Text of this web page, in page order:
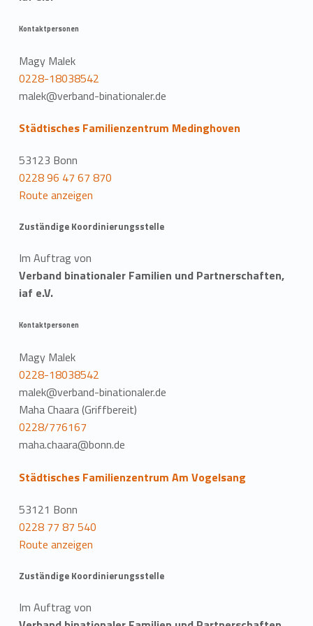
Kontaktpersonen
Magy Malek
0228-18038542
malek@verband-binationaler.de
Städtisches Familienzentrum Medinghoven
53123 Bonn
0228 96 47 67 870
Route anzeigen
Zuständige Koordinierungsstelle
Im Auftrag von
Verband binationaler Familien und Partnerschaften,
iaf e.V.
Kontaktpersonen
Magy Malek
0228-18038542
malek@verband-binationaler.de
Maha Chaara (Griffbereit)
0228/776167
maha.chaara@bonn.de
Städtisches Familienzentrum Am Vogelsang
53121 Bonn
0228 77 87 540
Route anzeigen
Zuständige Koordinierungsstelle
Im Auftrag von